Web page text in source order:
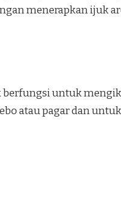
menerapkan ijuk
untuk
atau pagar dan